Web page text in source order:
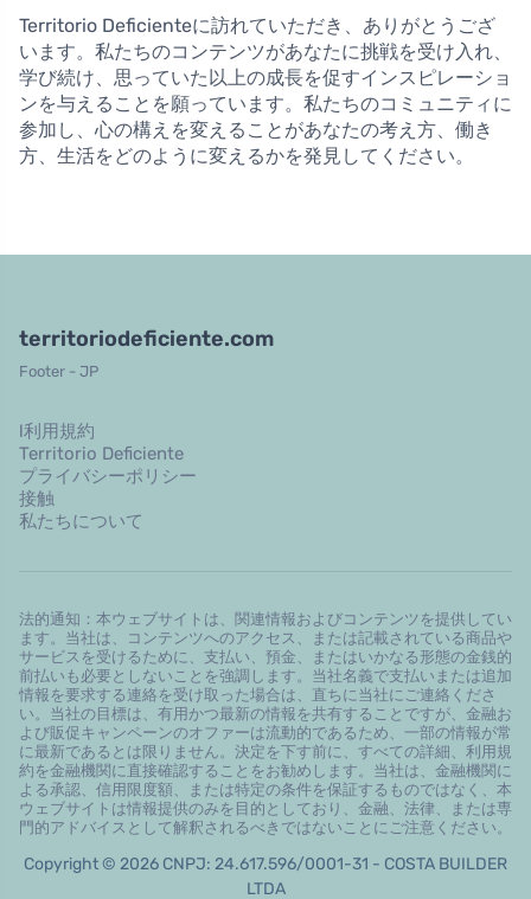
Territorio Deficienteに訪れていただき、ありがとうござ
います。私たちのコンテンツがあなたに挑戦を受け入れ、
学び続け、思っていた以上の成長を促すインスピレーショ
ンを与えることを願っています。私たちのコミュニティに
参加し、心の構えを変えることがあなたの考え方、働き
方、生活をどのように変えるかを発見してください。
territoriodeficiente.com
Footer - JP
l利用規約
Territorio Deficiente
プライバシーポリシー
接触
私たちについて
法的通知：本ウェブサイトは、関連情報およびコンテンツを提供してい
ます。当社は、コンテンツへのアクセス、または記載されている商品や
サービスを受けるために、支払い、預金、またはいかなる形態の金銭的
前払いも必要としないことを強調します。当社名義で支払いまたは追加
情報を要求する連絡を受け取った場合は、直ちに当社にご連絡くださ
い。当社の目標は、有用かつ最新の情報を共有することですが、金融お
よび販促キャンペーンのオファーは流動的であるため、一部の情報が常
に最新であるとは限りません。決定を下す前に、すべての詳細、利用規
約を金融機関に直接確認することをお勧めします。当社は、金融機関に
よる承認、信用限度額、または特定の条件を保証するものではなく、本
ウェブサイトは情報提供のみを目的としており、金融、法律、または専
門的アドバイスとして解釈されるべきではないことにご注意ください。
Copyright © 2026 CNPJ: 24.617.596/0001-31 - COSTA BUILDER
LTDA